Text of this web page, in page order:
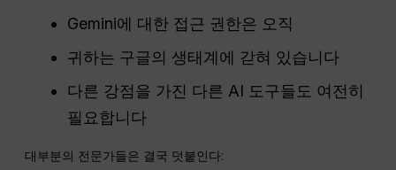
Gemini에 대한 접근 권한은 오직
귀하는 구글의 생태계에 갇혀 있습니다
다른 강점을 가진 다른 AI 도구들도 여전히
필요합니다
대부분의 전문가들은 결국 덧붙인다: